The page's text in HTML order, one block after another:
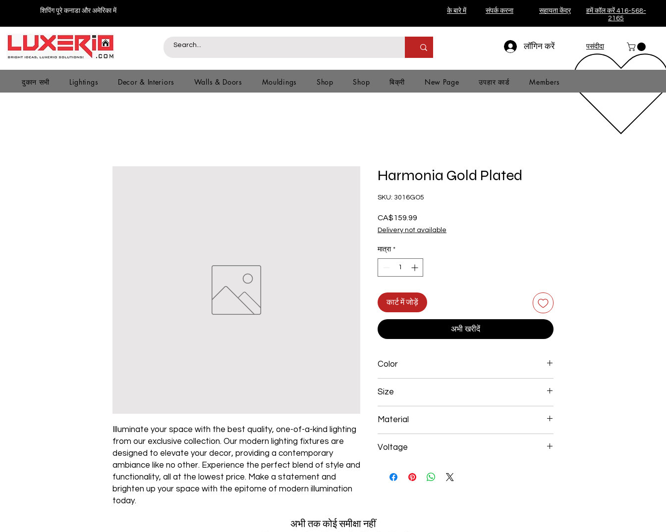
शिपिंग पूरे कनाडा और अमेरिका में के बारे में संपर्क करना सहायता केंद्र
हमें कॉल करें 416-568-
2165
लॉगिन करें पसंदीदा
दुकान सभी Lightings Decor & Interiors Walls & Doors Mouldings Shop Shop बिक्री New Page उपहार कार्ड Members
Illuminate your space with the best quality, one-of-a-kind lighting
from our exclusive collection. Our modern lighting fixtures are
designed to elevate your decor, providing a contemporary
ambiance like no other. Experience the perfect blend of style and
functionality, all at the lowest price. Make a statement and
brighten up your space with the epitome of modern illumination
today.
Harmonia Gold Plated
SKU: 3016GO5
CA$159.99
Delivery not available
मात्रा *
कार्ट में जोड़ें
अभी खरीदें
Color
Size
Material
Voltage
अभी तक कोई समीक्षा नहीं